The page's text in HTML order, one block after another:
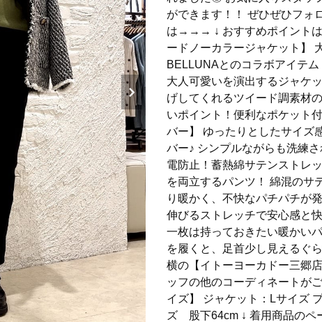
ができます！！ ぜひぜひフォ
は→→→ ↓ おすすめポイントは
ードノーカラージャケット】
BELLUNAとのコラボアイテム
大人可愛いを演出するジャケ
げしてくれるツイード調素材
いポイント！便利なポケット
バー】 ゆったりとしたサイズ
バー♪ シンプルながらも洗練
電防止！蓄熱綿サテンストレ
を両立するパンツ！ 綿混のサ
り暖かく、不快なパチパチが
伸びるストレッチで安心感と
一枚は持っておきたい暖かい
を履くと、足首少し見える
横の【イトーヨーカドー三郷
ッフの他のコーディネートが
イズ】 ジャケット：Lサイズ
ズ 股下64cm ↓ 着用商品のペ